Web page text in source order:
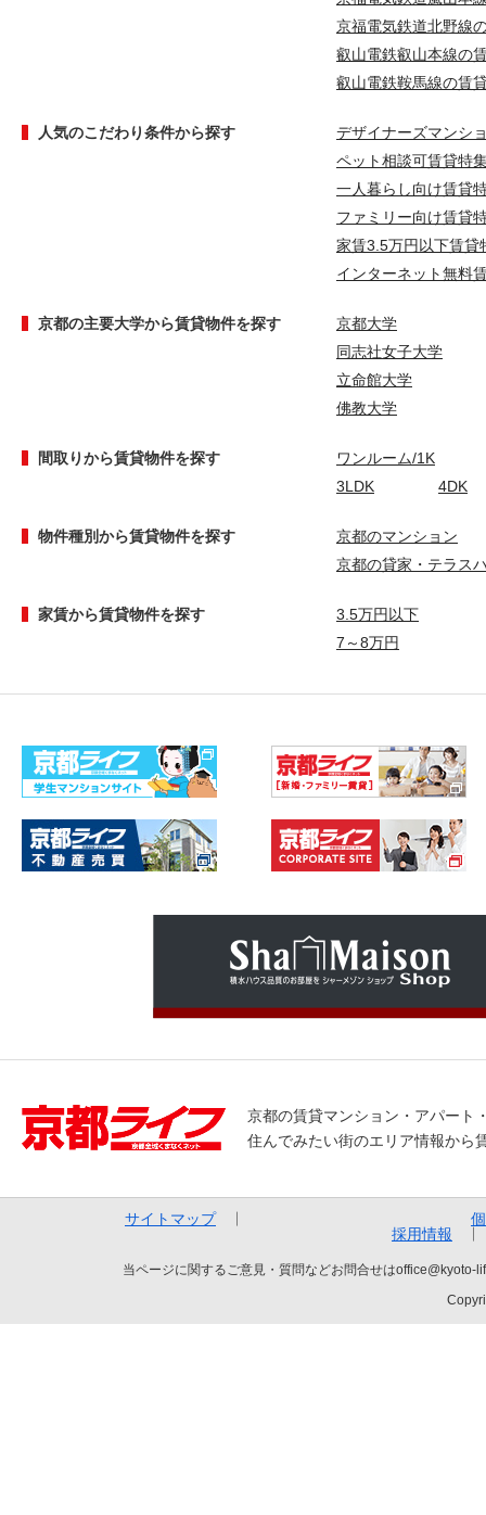
京福電気鉄道北野線
叡山電鉄叡山本線の
叡山電鉄鞍馬線の賃
人気のこだわり条件から探す
デザイナーズマンシ
ペット相談可賃貸特
一人暮らし向け賃貸
ファミリー向け賃貸
家賃3.5万円以下賃貸
インターネット無料
京都の主要大学から賃貸物件を探す
京都大学
同志社女子大学
立命館大学
佛教大学
間取りから賃貸物件を探す
ワンルーム/1K
3LDK
4DK
物件種別から賃貸物件を探す
京都のマンション
京都の貸家・テラス
家賃から賃貸物件を探す
3.5万円以下
7～8万円
京都の賃貸マンション・アパート
住んでみたい街のエリア情報から
サイトマップ
採用情報
当ページに関するご意見・質問などお問合せは